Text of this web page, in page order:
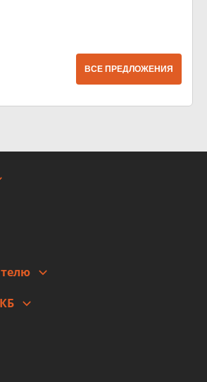
ВСЕ ПРЕДЛОЖЕНИЯ